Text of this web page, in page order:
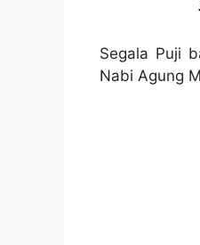
Segala Puji
Nabi Agung